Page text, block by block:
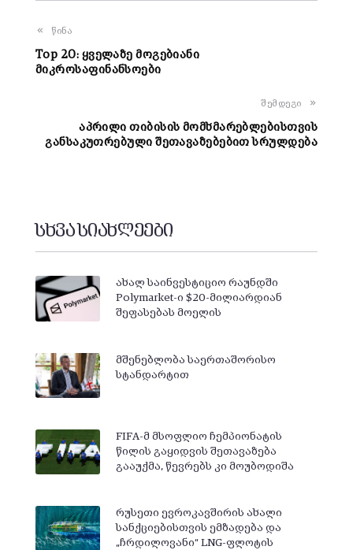
წინა
Top 20: ყველაზე მოგებიანი
მიკროსაფინანსოები
შემდეგი
აპრილი თიბისის მომხმარებლებისთვის
განსაკუთრებული შეთავაზებებით სრულდება
სხვა სიახლეები
ახალ საინვესტიციო რაუნდში
Polymarket-ი $20-მილიარდიან
შეფასებას მოელის
მშენებლობა საერთაშორისო
სტანდარტით
FIFA-მ მსოფლიო ჩემპიონატის
წილის გაყიდვის შეთავაზება
გააუქმა, წევრებს კი მოუბოდიშა
რუსეთი ევროკავშირის ახალი
სანქციებისთვის ემზადება და
„ჩრდილოვანი“ LNG-ფლოტის